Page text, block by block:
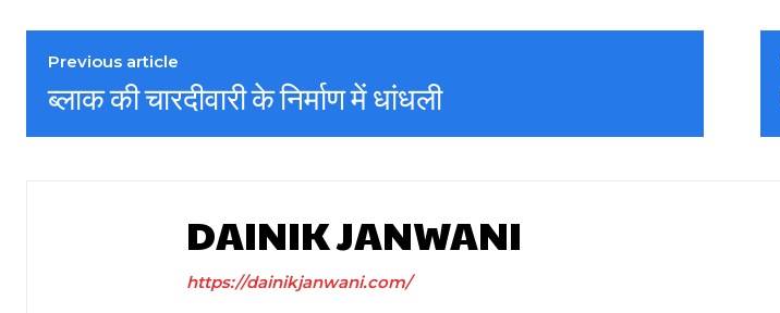
Previous article
ब्लाक की चारदीवारी के निर्माण में धांधली
DAINIK JANWANI
https://dainikjanwani.com/